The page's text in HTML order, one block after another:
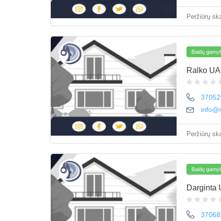
Peržiūrų
Baldų
Ralko
Peržiūrų
Baldų
Darginta